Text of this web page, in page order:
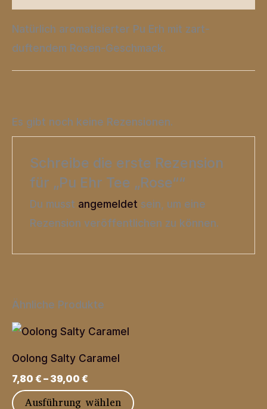
Natürlich aromatisierter Pu Erh mit zart-
duftendem Rosen-Geschmack.
Es gibt noch keine Rezensionen.
Schreibe die erste Rezension
für „Pu Ehr Tee „Rose““
Du musst angemeldet sein, um eine
Rezension veröffentlichen zu können.
Ähnliche Produkte
Oolong Salty Caramel
7,80 € – 39,00 €
Ausführung wählen
Dieses